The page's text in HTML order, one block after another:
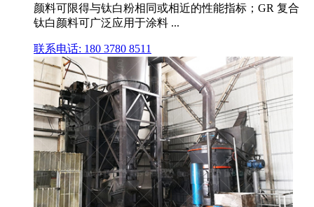
颜料可限得与钛白粉相同或相近的性能指标；GR 复合
钛白颜料可广泛应用于涂料 ...
联系电话: 180 3780 8511